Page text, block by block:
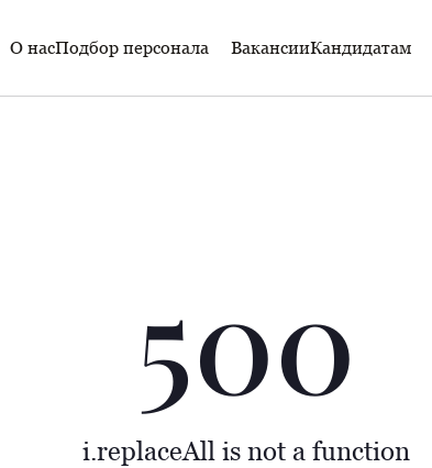
О насПодбор персонала ВакансииКандидатам
500
i.replaceAll is not a function